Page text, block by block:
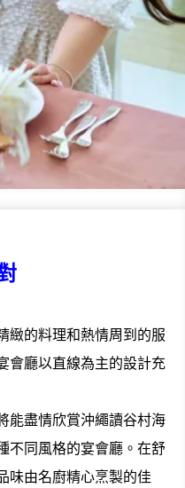
緻的料理和熱情周到的服
會廳以直線為主的設計充
能盡情欣賞沖繩讀谷村海
不同風格的宴會廳。在舒
味由名廚精心烹製的佳